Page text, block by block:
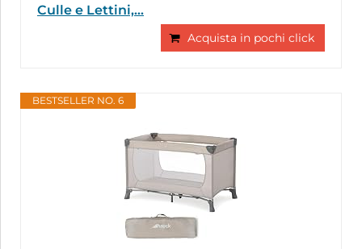
Culle e Lettini,...
Acquista in pochi click
BESTSELLER NO. 6